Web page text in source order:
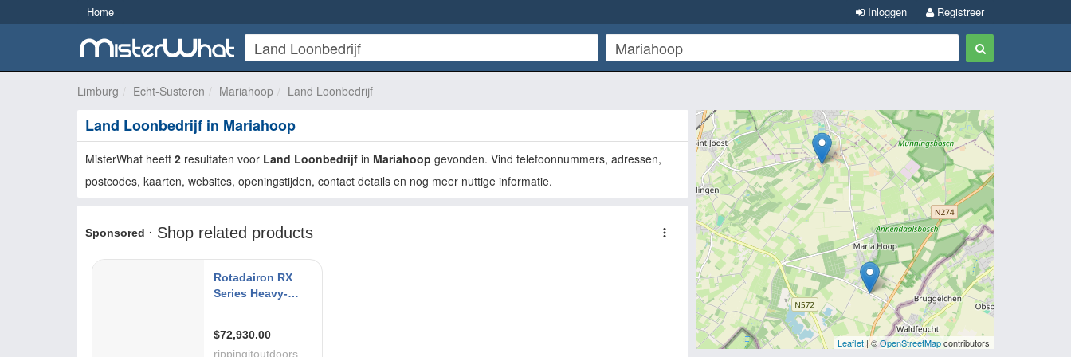
Home Registreer
Inloggen
Limburg Echt-Susteren Mariahoop Land Loonbedrijf
Land Loonbedrijf in Mariahoop
MisterWhat heeft 2 resultaten voor Land Loonbedrijf in Mariahoop gevonden. Vind telefoonnummers, adressen,
postcodes, kaarten, websites, openingstijden, contact details en nog meer nuttige informatie.
Leaflet| ©OpenStreetMapcontributors